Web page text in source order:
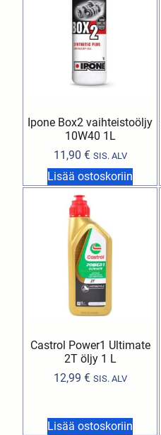
Ipone Box2 vaihteistoöljy
10W40 1L
11,90 € SIS. ALV
Lisää ostoskoriin
Castrol Power1 Ultimate
2T öljy 1 L
12,99 € SIS. ALV
Lisää ostoskoriin